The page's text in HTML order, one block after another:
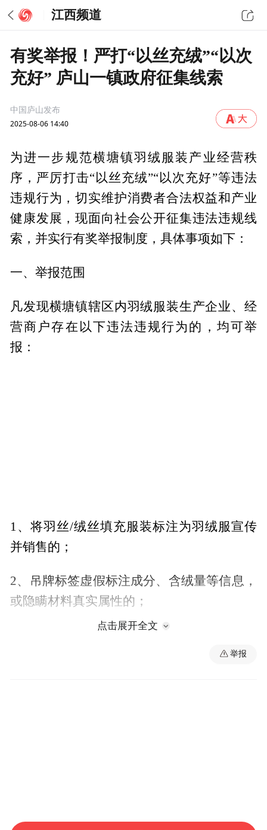
江西频道
有奖举报！严打“以丝充绒”“以次
充好” 庐山一镇政府征集线索
中国庐山发布
2025-08-06 14:40
为进一步规范横塘镇羽绒服装产业经营秩
序，严厉打击“以丝充绒”“以次充好”等违法
违规行为，切实维护消费者合法权益和产业
健康发展，现面向社会公开征集违法违规线
索，并实行有奖举报制度，具体事项如下：
一、举报范围
凡发现横塘镇辖区内羽绒服装生产企业、经
营商户存在以下违法违规行为的，均可举
报：
1、将羽丝/绒丝填充服装标注为羽绒服宣传
并销售的；
2、吊牌标签虚假标注成分、含绒量等信息，
或隐瞒材料真实属性的；
3、其他涉及羽绒服装产品质量欺诈、误导消
点击展开全文
举报